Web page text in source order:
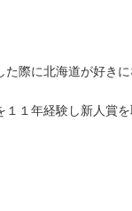
際に北海道が好き
１年経験し新人賞